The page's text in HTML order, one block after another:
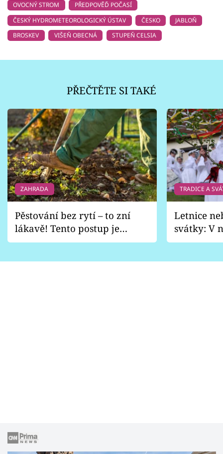
OVOCNÝ STROM
PŘEDPOVĚĎ POČASÍ
ČESKÝ HYDROMETEOROLOGICKÝ ÚSTAV
ČESKO
JABLOŇ
BROSKEV
VIŠEŇ OBECNÁ STUPEŇ CELSIA
PŘEČTĚTE SI TAKÉ
ZAHRADA
Pěstování bez rytí – to zní
lákavě! Tento postup je
vhodný jen pro některé
TRADICE A
Letnice
svátky: V
pondělí